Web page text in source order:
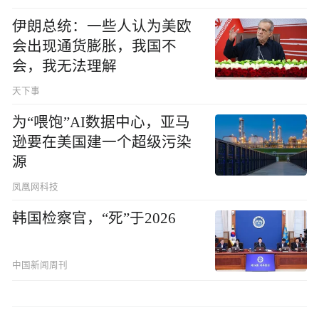
伊朗总统：一些人认为美欧
会出现通货膨胀，我国不
会，我无法理解
天下事
为“喂饱”AI数据中心，亚马
逊要在美国建一个超级污染
源
凤凰网科技
韩国检察官，“死”于2026
中国新闻周刊